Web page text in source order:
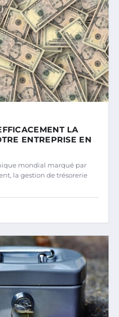
LA
ENTREPRISE EN
mondial marqué par
la gestion de trésorerie